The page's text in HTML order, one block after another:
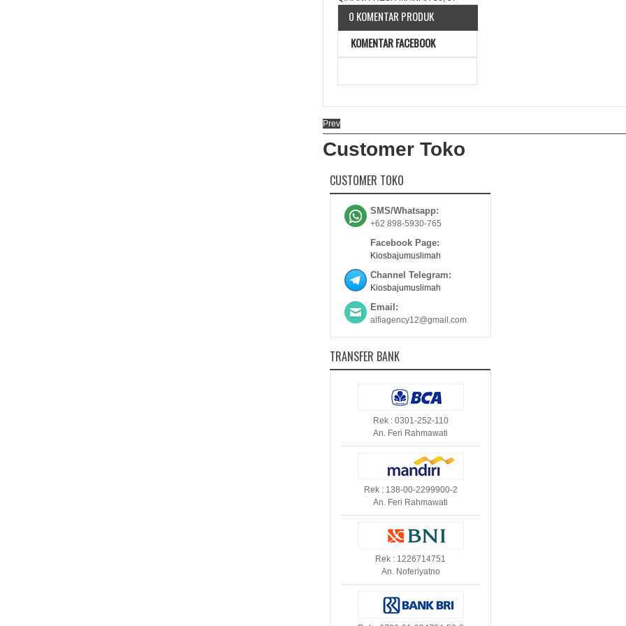
0 KOMENTAR PRODUK
KOMENTAR FACEBOOK
Prev
Customer Toko
CUSTOMER TOKO
SMS/Whatsapp:
+62 898-5930-765
Facebook Page:
Kiosbajumuslimah
Channel Telegram:
Kiosbajumuslimah
Email:
alfiagency12@gmail.com
TRANSFER BANK
Rek : 0301-252-110
An. Feri Rahmawati
Rek : 138-00-2299900-2
An. Feri Rahmawati
Rek : 1226714751
An. Noferiyatno